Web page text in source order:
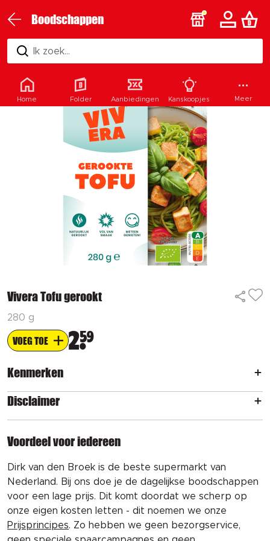
Boodschappen
Ik zoek...
Vivera Tofu gerookt
280 g
VOEG TOE 259
Kenmerken
Disclaimer
Voordeel voor iedereen
Dirk van den Broek is de beste supermarkt van
Nederland. Bij ons doe je de dagelijkse boodschappen
voor een lage prijs. Dit komt doordat we scherp op
onze eigen kosten letten - dit noemen we onze
Prijsprincipes. Zo hebben we geen bezorgservice,
Home Folder Aanbiedingen Kanskoopjes Meer